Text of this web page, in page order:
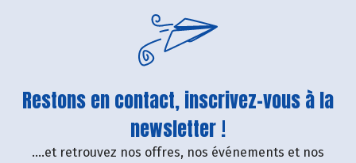
Restons en contact, inscrivez-vous à la
newsletter !
....et retrouvez nos offres, nos événements et nos